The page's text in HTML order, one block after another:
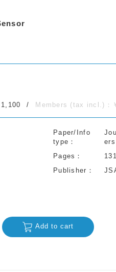
Members (tax incl.)：
Paper/Info
type
Pages
Publisher
Add to cart